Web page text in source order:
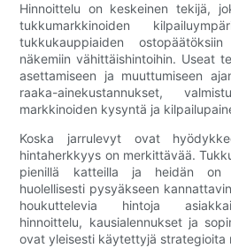
Hinnoittelu on keskeinen tekijä,
tukkumarkkinoiden
tukkukauppiaiden
näkemiin vähittäishintoihin. Useat
asettamiseen ja muuttumiseen
raaka-ainekustannukset,
markkinoiden kysyntä ja
Koska jarrulevyt ovat
hintaherkkyys on merkittävää.
pienillä katteilla ja heidän on
huolellisesti pysyäkseen
houkuttelevia hintoja
hinnoittelu, kausialennukset ja
ovat yleisesti käytettyjä strategioita